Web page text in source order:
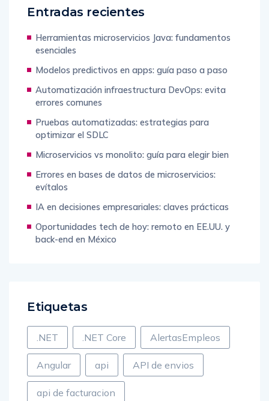
esenciales
Automatización infraestructura DevOps: evita
errores comunes
optimizar el SDLC
Microservicios vs monolito: guía para elegir bien
Errores en bases de datos de microservicios:
evítalos
Oportunidades tech de hoy: remoto en EE.UU. y
back-end en México
.NET .NET Core AlertasEmpleos
Angular api API de envios
api de facturacion